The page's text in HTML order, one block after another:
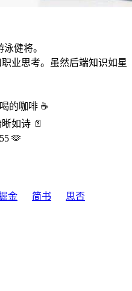
健将。
业思考。虽然后端知识如星
的咖啡 ☕️
如诗 📄
🫶
金 简书
思否